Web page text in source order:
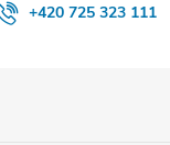
+420 725 323 111